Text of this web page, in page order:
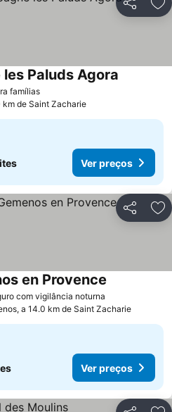
Partilhar
famíliasVer preços
Paluds Agora
km de Saint Zacharie
Ver preços
Partilhar
com vigilância noturna
en Provence
a 14.0 km de Saint Zacharie
Ver preços